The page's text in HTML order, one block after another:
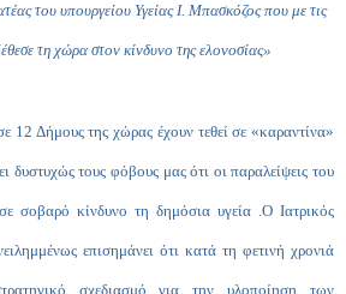
του υπουργείου Υγείας Ι. Μπασκόζος που με τις
τη χώρα στον κίνδυνο της ελονοσίας»
12 Δήμους της χώρας έχουν τεθεί σε «καραντίνα»
δυστυχώς τους φόβους μας ότι οι παραλείψεις του
σοβαρό κίνδυνο τη δημόσια υγεία .Ο Ιατρικός
επισημάνει ότι κατά τη φετινή χρονιά
σχεδιασμό για την υλοποίηση των